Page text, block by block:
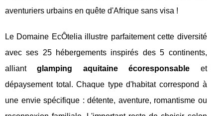
aventuriers urbains en quête d'Afrique sans visa !
Le Domaine EcÔtelia illustre parfaitement cette diversité
avec ses 25 hébergements inspirés des 5 continents,
alliantglamping aquitaine écoresponsable et
dépaysement total. Chaque type d'habitat correspond à
une envie spécifique : détente, aventure, romantisme ou